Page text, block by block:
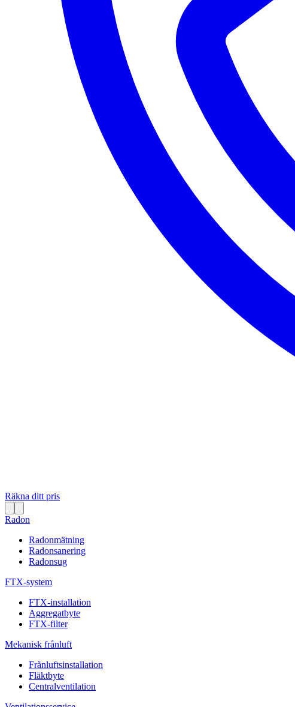
Räkna ditt pris
Radon
Radonmätning
Radonsanering
Radonsug
FTX-system
FTX-installation
Aggregatbyte
FTX-filter
Mekanisk frånluft
Frånluftsinstallation
Fläktbyte
Centralventilation